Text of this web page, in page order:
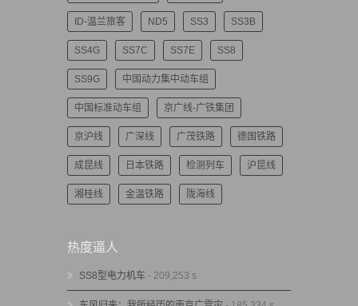
ID-温兰旅客 ND5 SS3 SS3B
SS4G SS7C SS7E SS8
SS9G 中国动力集中动车组
中国标准动车组 京广线-广铁集团
京沪线 广深线 广茂铁路 德国铁路
成昆线 日本铁路 检测列车 沪昆线
湘桂线 金温铁路 陇海线
热度逼人
SS8型电力机车 - 209,253 s